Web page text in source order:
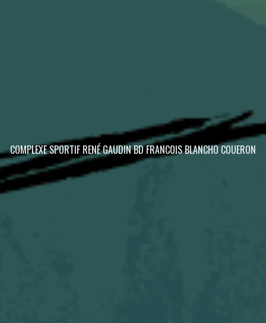
COMPLEXE SPORTIF RENÉ GAUDIN BD FRANCOIS BLANCHO COUERON